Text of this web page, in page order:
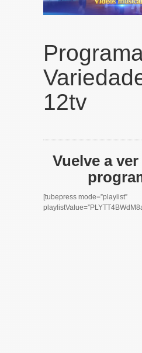
12tv
Vuelve a
[tubepress mode=”playlist”